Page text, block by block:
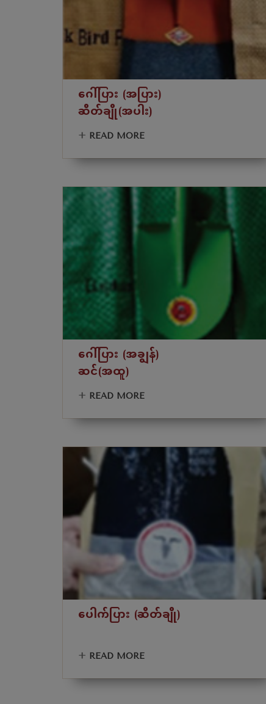
ဂေါ်ပြား (အပြား)
ဆိတ်ချို(အပါး)
+ READ MORE
ဂေါ်ပြား (အချွန်)
ဆင်(အထူ)
+ READ MORE
ပေါက်ပြား (ဆိတ်ချို)
+ READ MORE